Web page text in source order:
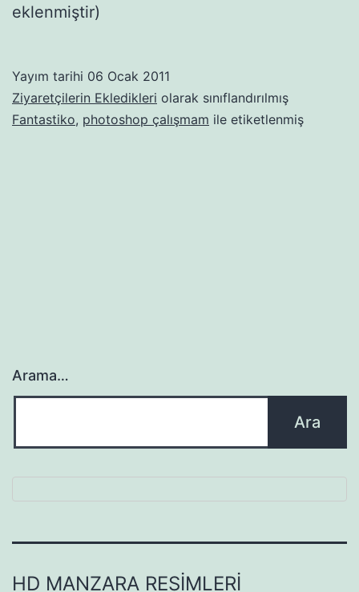
eklenmiştir)
Yayım tarihi 06 Ocak 2011
Ziyaretçilerin Ekledikleri olarak sınıflandırılmış
Fantastiko, photoshop çalışmam ile etiketlenmiş
Arama…
HD MANZARA RESIMLERI